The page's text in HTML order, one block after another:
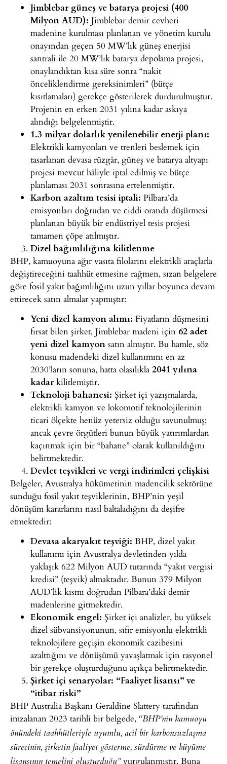
Jimblebar güneş ve batarya projesi (400
Milyon AUD): Jimblebar demir cevheri
madenine kurulması planlanan ve yönetim kurulu
onayından geçen 50 MW’lık güneş enerjisi
santrali ile 20 MW’lık batarya depolama projesi,
onaylandıktan kısa süre sonra “nakit
önceliklendirme gereksinimleri” (bütçe
kısıtlamaları) gerekçe gösterilerek durdurulmuştur.
Projenin en erken 2031 yılına kadar askıya
alındığı belgelenmiştir.
1.3 milyar dolarlık yenilenebilir enerji planı:
Elektrikli kamyonları ve trenleri beslemek için
tasarlanan devasa rüzgâr, güneş ve batarya altyapı
projesi mevcut hâliyle iptal edilmiş ve bütçe
planlaması 2031 sonrasına ertelenmiştir.
Karbon azaltım tesisi iptali: Pilbara’da
emisyonları doğrudan ve ciddi oranda düşürmesi
planlanan büyük bir endüstriyel tesis projesi
tamamen çöpe atılmıştır.
Dizel bağımlılığına kilitlenme
BHP, kamuoyuna ağır vasıta filolarını elektrikli araçlarla
değiştireceğini taahhüt etmesine rağmen, sızan belgelere
göre fosil yakıt bağımlılığını uzun yıllar boyunca devam
ettirecek satın almalar yapmıştır:
Yeni dizel kamyon alımı: Fiyatların düşmesini
fırsat bilen şirket, Jimblebar madeni için 62 adet
yeni dizel kamyon satın almıştır. Bu hamle, söz
konusu madendeki dizel kullanımını en az
2030’ların sonuna, hatta olasılıkla 2041 yılına
kadarkilitlemiştir.
Teknoloji bahanesi: Şirket içi yazışmalarda,
elektrikli kamyon ve lokomotif teknolojilerinin
ticari ölçekte henüz yetersiz olduğu savunulmuş;
ancak çevre örgütleri bunun büyük yatırımlardan
kaçınmak için bir “bahane” olarak kullanıldığını
belirtmektedir.
Devlet teşvikleri ve vergi indirimleri çelişkisi
Belgeler, Avustralya hükümetinin madencilik sektörüne
sunduğu fosil yakıt teşviklerinin, BHP’nin yeşil
dönüşüm kararlarını nasıl baltaladığını da deşifre
etmektedir:
Devasa akaryakıt teşviği: BHP, dizel yakıt
kullanımı için Avustralya devletinden yılda
yaklaşık 622 Milyon AUD tutarında “yakıt vergisi
kredisi” (teşvik) almaktadır. Bunun 379 Milyon
AUD’lik kısmı doğrudan Pilbara’daki demir
madenlerine gitmektedir.
Ekonomik engel: Şirket içi analizler, bu yüksek
dizel sübvansiyonunun, sıfır emisyonlu elektrikli
teknolojilere geçişin ekonomik cazibesini
azalttığını ve dönüşümü yavaşlatmak için rasyonel
bir gerekçe oluşturduğunu açıkça belirtmektedir.
Şirket içi senaryolar: “Faaliyet lisansı” ve
“itibar riski”
BHP Australia Başkanı Geraldine Slattery tarafından
imzalanan 2023 tarihli bir belgede, “BHP’nin kamuoyu
önündeki taahhütleriyle uyumlu, acil bir karbonsuzlaşma
sürecinin, şirketin faaliyet gösterme, sürdürme ve büyüme
vurgulanmıştır. Buna